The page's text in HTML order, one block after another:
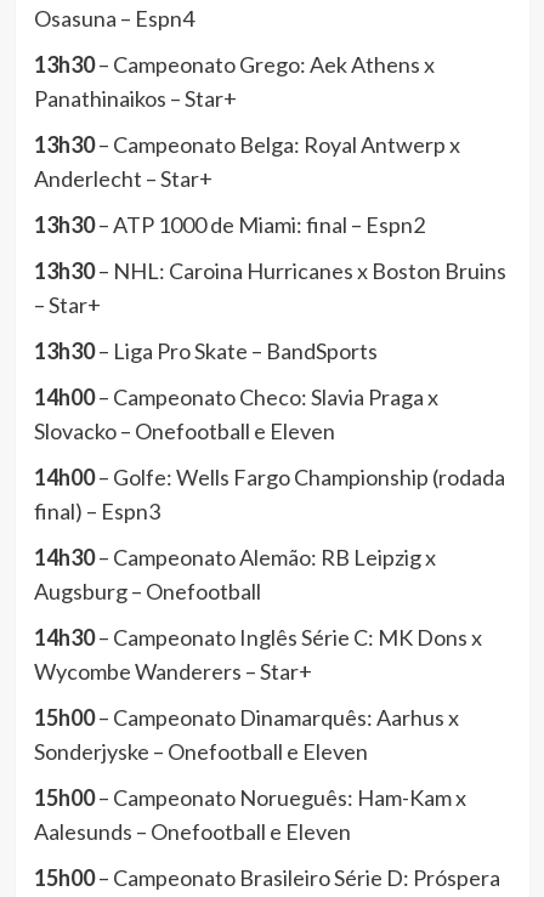
Osasuna – Espn4
13h30– Campeonato Grego: Aek Athens x
Panathinaikos – Star+
13h30– Campeonato Belga: Royal Antwerp x
Anderlecht – Star+
13h30– ATP 1000 de Miami: final – Espn2
13h30– NHL: Caroina Hurricanes x Boston Bruins
– Star+
13h30– Liga Pro Skate – BandSports
14h00– Campeonato Checo: Slavia Praga x
Slovacko – Onefootball e Eleven
14h00– Golfe: Wells Fargo Championship (rodada
final) – Espn3
14h30– Campeonato Alemão: RB Leipzig x
Augsburg – Onefootball
14h30– Campeonato Inglês Série C: MK Dons x
Wycombe Wanderers – Star+
15h00– Campeonato Dinamarquês: Aarhus x
Sonderjyske – Onefootball e Eleven
15h00– Campeonato Norueguês: Ham-Kam x
Aalesunds – Onefootball e Eleven
15h00– Campeonato Brasileiro Série D: Próspera